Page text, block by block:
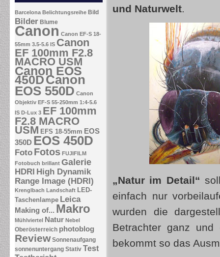
Barcelona Belichtungsreihe Bild
Bilder Blume
Canon Canon EF-S 18-
55mm 3.5-5.6 IS Canon
EF 100mm F2.8
MACRO USM
Canon EOS
450DCanon
EOS 550D Canon
Objektiv EF-S 55-250mm 1:4-5.6
IS D-Lux 3 EF 100mm
F2.8 MACRO
USM EFS 18-55mm EOS
350D EOS 450D
Foto Fotos FUJIFILM
Fotobuch brillant Galerie
HDRI High Dynamik
Range Image (HDRI)
Krenglbach Landschaft LED-
Taschenlampe Leica
Making of... Makro
Mühlviertel Natur Nebel
Oberösterreich photoblog
Review Sonnenaufgang
sonnenuntergang Stativ Test
und Naturwelt.
„Natur im Detail“
einfach nur
wurden die
Betrachter ganz
bekommt so das